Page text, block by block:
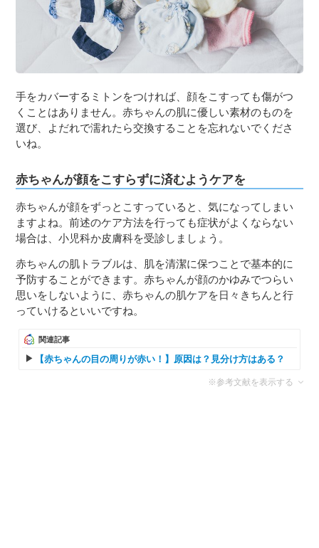
手をカバーするミトンをつければ、顔をこすっても傷がつ
くことはありません。赤ちゃんの肌に優しい素材のものを
選び、よだれで濡れたら交換することを忘れないでくださ
いね。
赤ちゃんが顔をこすらずに済むようケアを
赤ちゃんが顔をずっとこすっていると、気になってしまい
ますよね。前述のケア方法を行っても症状がよくならない
場合は、小児科か皮膚科を受診しましょう。
赤ちゃんの肌トラブルは、肌を清潔に保つことで基本的に
予防することができます。赤ちゃんが顔のかゆみでつらい
思いをしないように、赤ちゃんの肌ケアを日々きちんと行
っていけるといいですね。
関連記事
【赤ちゃんの目の周りが赤い！】原因は？見分け方はある？
※参考文献を表示する